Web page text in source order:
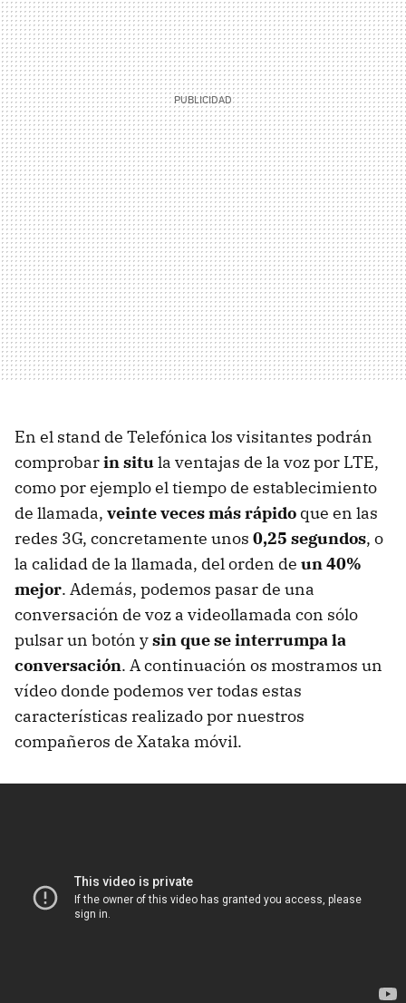
En el stand de Telefónica los visitantes podrán
comprobarin situla ventajas de la voz por LTE,
como por ejemplo el tiempo de establecimiento
de llamada, veinte veces más rápido que en las
redes 3G, concretamente unos 0,25 segundos, o
la calidad de la llamada, del orden de un 40%
mejor. Además, podemos pasar de una
conversación de voz a videollamada con sólo
pulsar un botón ysin que se interrumpa la
conversación. A continuación os mostramos un
vídeo donde podemos ver todas estas
características realizado por nuestros
compañeros de Xataka móvil.